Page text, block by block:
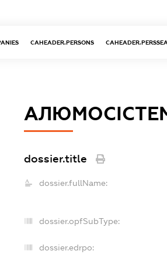
CAHEADER.PERSONS
dossier.title
dossier.fullName:
dossier.opfSubType:
dossier.edrpo: